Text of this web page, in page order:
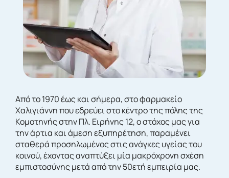
Από το 1970 έως και σήμερα, στο φαρμακείο
Χαλιγιάννη που εδρεύει στο κέντρο της πόλης της
Κομοτηνής στην Πλ. Ειρήνης 12, ο στόχος μας για
την άρτια και άμεση εξυπηρέτηση, παραμένει
σταθερά προσηλωμένος στις ανάγκες υγείας του
κοινού, έχοντας αναπτύξει μία μακρόχρονη σχέση
εμπιστοσύνης μετά από την 50ετή εμπειρία μας.